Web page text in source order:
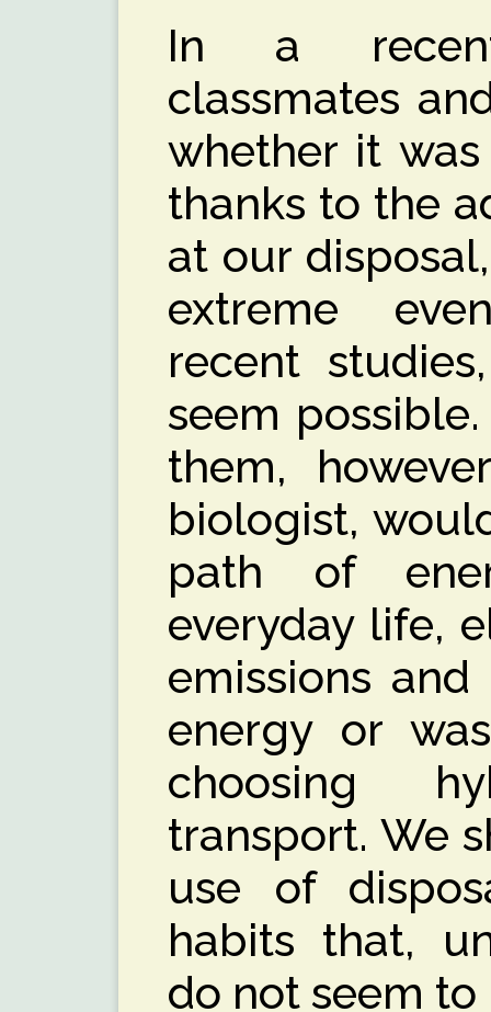
In a
classmates
whether it
thanks to the
at our
extreme
recent
seem
them,
biologist,
path of
everyday life,
emissions
energy or
choosing
transport. We
use of
habits that,
do not seem to